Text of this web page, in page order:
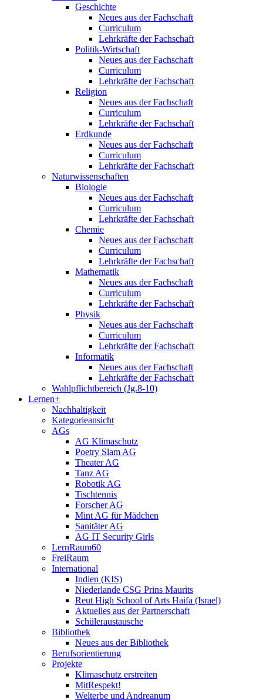
Geschichte
Neues aus der Fachschaft
Curriculum
Lehrkräfte der Fachschaft
Politik-Wirtschaft
Neues aus der Fachschaft
Curriculum
Lehrkräfte der Fachschaft
Religion
Neues aus der Fachschaft
Curriculum
Lehrkräfte der Fachschaft
Erdkunde
Neues aus der Fachschaft
Curriculum
Lehrkräfte der Fachschaft
Naturwissenschaften
Biologie
Neues aus der Fachschaft
Curriculum
Lehrkräfte der Fachschaft
Chemie
Neues aus der Fachschaft
Curriculum
Lehrkräfte der Fachschaft
Mathematik
Neues aus der Fachschaft
Curriculum
Lehrkräfte der Fachschaft
Physik
Neues aus der Fachschaft
Curriculum
Lehrkräfte der Fachschaft
Informatik
Neues aus der Fachschaft
Lehrkräfte der Fachschaft
Wahlpflichtbereich (Jg.8-10)
Lernen+
Nachhaltigkeit
Kategorieansicht
AGs
AG Klimaschutz
Poetry Slam AG
Theater AG
Tanz AG
Robotik AG
Tischtennis
Forscher AG
Mint AG für Mädchen
Sanitäter AG
AG IT Security Girls
LernRaum60
FreiRaum
International
Indien (KIS)
Niederlande CSG Prins Maurits
Reut High School of Arts Haifa (Israel)
Aktuelles aus der Partnerschaft
Schüleraustausche
Bibliothek
Neues aus der Bibliothek
Berufsorientierung
Projekte
Klimaschutz erstreiten
MitRespekt!
Welterbe und Andreanum